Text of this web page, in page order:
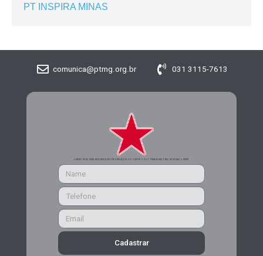
PT INSPIRA MINAS
comunica@ptmg.org.br 031 3115-7613
CADASTRE-SE PARA RECEBER MAIS INFORMAÇÕES DO PARTIDO DOS TRABALHADORES DE MINAS GERAIS
Cadastrar